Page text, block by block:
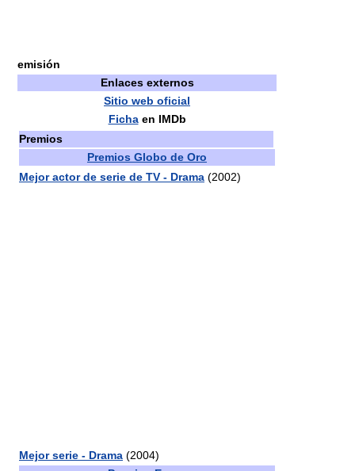
emisión
Enlaces externos
Sitio web oficial
Fichaen IMDb
Premios
Premios Globo de Oro
Mejor actor de serie de TV - Drama (2002)
Mejor serie - Drama (2004)